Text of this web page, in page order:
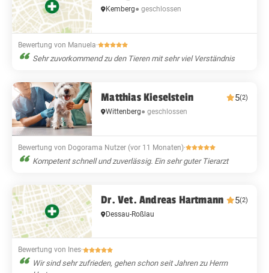
Kemberg● geschlossen
Bewertung von Manuela·
Sehr zuvorkommend zu den Tieren mit sehr viel Verständnis
Matthias Kieselstein 5(2)
Wittenberg● geschlossen
Bewertung von Dogorama Nutzer (vor 11 Monaten)·
Kompetent schnell und zuverlässig. Ein sehr guter Tierarzt
Dr. Vet. Andreas Hartmann 5(2)
Dessau-Roßlau
Bewertung von Ines·
Wir sind sehr zufrieden, gehen schon seit Jahren zu Herrn